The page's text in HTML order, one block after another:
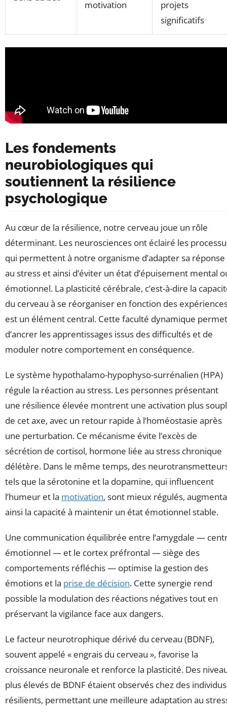
motivation
projets
significatifs
Les fondements
neurobiologiques qui
soutiennent la résilience
psychologique
Au cœur de la résilience, notre cerveau joue un rôle
déterminant. Les neurosciences ont éclairé les
qui permettent à notre organisme d’adapter sa réponse
au stress et ainsi d’éviter un état d’épuisement mental
émotionnel. La plasticité cérébrale, c’est-à-dire la
du cerveau à se réorganiser en fonction des
est un élément central. Cette faculté dynamique permet
d’ancrer les apprentissages issus des difficultés et de
moduler notre comportement en conséquence.
Le système hypothalamo-hypophyso-surrénalien (HPA)
régule la réaction au stress. Les personnes présentant
une résilience élevée montrent une activation plus
de cet axe, avec un retour rapide à l’homéostasie après
une perturbation. Ce mécanisme évite l’excès de
sécrétion de cortisol, hormone liée au stress chronique
délétère. Dans le même temps, des
tels que la sérotonine et la dopamine, qui influencent
l’humeur et la motivation, sont mieux régulés,
ainsi la capacité à maintenir un état émotionnel stable.
Une communication équilibrée entre l’amygdale —
émotionnel — et le cortex préfrontal — siège des
comportements réfléchis — optimise la gestion des
émotions et la prise de décision. Cette synergie rend
possible la modulation des réactions négatives tout en
préservant la vigilance face aux dangers.
Le facteur neurotrophique dérivé du cerveau (BDNF),
souvent appelé « engrais du cerveau », favorise la
croissance neuronale et renforce la plasticité. Des
plus élevés de BDNF étaient observés chez des individus
résilients, permettant une meilleure adaptation au